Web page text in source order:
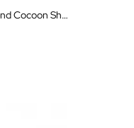
Contorno de Ojos con Color Diamond Cocoon Sheer Eye 25 ml